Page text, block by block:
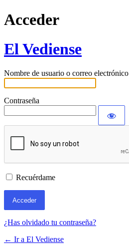
Acceder
El Vediense
Nombre de usuario o correo electrónico
Contraseña
Recuérdame
¿Has olvidado tu contraseña?
← Ir a El Vediense